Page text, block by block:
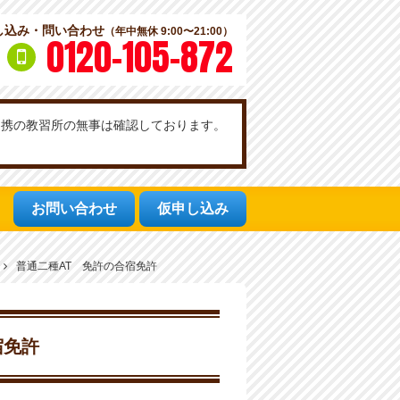
込み・問い合わせ （年中無休 9:00〜21:00）
0120-105-872
の教習所の無事は確認しております。
お問い合わせ 仮申し込み
普通二種AT 免許の合宿免許
許